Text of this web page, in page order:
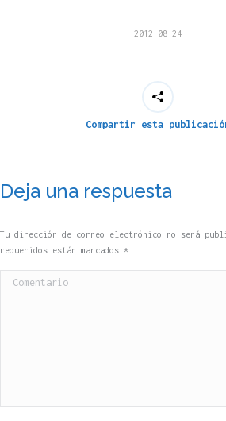
2012-08-24
Compartir esta
Deja una respuesta
Tu dirección de correo electrónico no será
requeridos están marcados *
Comentario